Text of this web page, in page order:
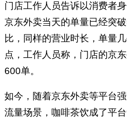
门店工作人员告诉以消费者
京东外卖当天的单量已经突
比，同样的营业时长，单量
点，工作人员称，门店的京
600单。
如今，随着京东外卖等平台
流量场景，咖啡茶饮成了平台